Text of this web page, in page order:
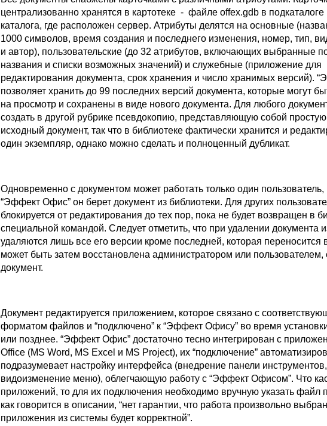
централизованно хранятся в картотеке - файле offex.gdb в подкаталоге
каталога, где расположен сервер. Атрибуты делятся на основные
1000 символов, время создания и последнего изменения, номер, тип,
и автор), пользовательские (до 32 атрибутов, включающих выбранные
названия и списки возможных значений) и служебные (приложение для
редактирования документа, срок хранения и число хранимых версий).
позволяет хранить до 99 последних версий документа, которые могут
на просмотр и сохранены в виде нового документа. Для любого
создать в другой рубрике псевдокопию, представляющую собой
исходный документ, так что в библиотеке фактически хранится и
один экземпляр, однако можно сделать и полноценный дубликат.
Одновременно с документом может работать только один
“Эффект Офис” он берет документ из библиотеки. Для других
блокируется от редактирования до тех пор, пока не будет возвращен в
специальной командой. Следует отметить, что при удалении документа
удаляются лишь все его версии кроме последней, которая переносится
может быть затем восстановлена администратором или
документ.
Документ редактируется приложением, которое связано с
форматом файлов и “подключено” к “Эффект Офису” во время
или позднее. “Эффект Офис” достаточно тесно интегрирован с
Office (MS Word, MS Excel и MS Project), их “подключение”
подразумевает настройку интерфейса (внедрение панели инструментов,
видоизменение меню), облегчающую работу с “Эффект Офисом”. Что
приложений, то для их подключения необходимо вручную указать файл
как говорится в описании, “нет гарантии, что работа произвольно
приложения из системы будет корректной”.